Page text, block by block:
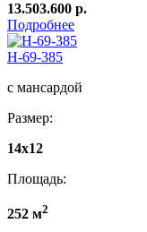
13.503.600 р.
Подробнее
Н-69-385
с мансардой
Размер:
14x12
Площадь:
252 м2